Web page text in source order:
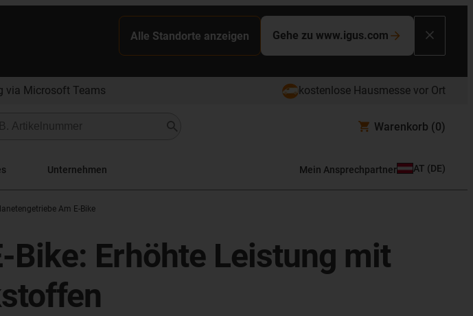
Alle Standorte anzeigen Gehe zu www.igus.com
via Microsoft Teams kostenlose Hausmesse vor Ort
Warenkorb (0)
Unternehmen Mein Ansprechpartner AT (DE)
Am E-Bike
Bike: Erhöhte Leistung mit